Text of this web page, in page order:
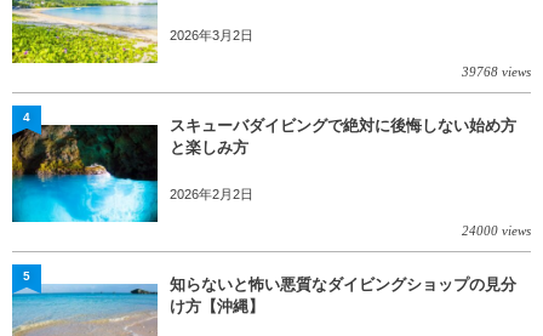
2026年3月2日
39768 views
スキューバダイビングで絶対に後悔しない始め方
と楽しみ方
2026年2月2日
24000 views
4
知らないと怖い悪質なダイビングショップの見分
け方【沖縄】
5